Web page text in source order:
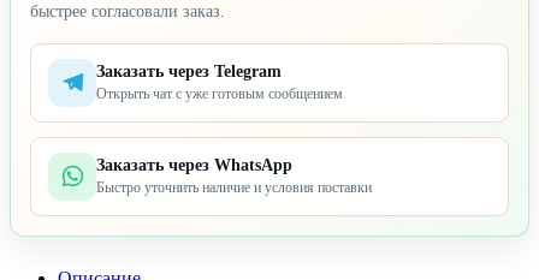
быстрее согласовали заказ.
Заказать через Telegram
Открыть чат с уже готовым сообщением
Заказать через WhatsApp
Быстро уточнить наличие и условия поставки